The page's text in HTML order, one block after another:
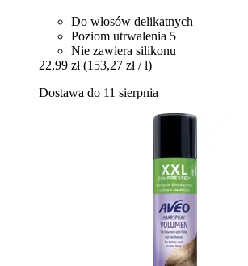
Do włosów delikatnych
Poziom utrwalenia 5
Nie zawiera silikonu
22,99 zł (153,27 zł / l)
Dostawa do 11 sierpnia